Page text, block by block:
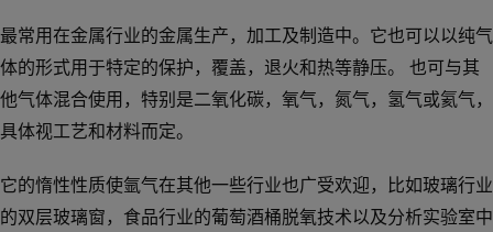
最常用在金属行业的金属生产，加工及制造中。它也可以以纯气
体的形式用于特定的保护，覆盖，退火和热等静压。 也可与其
他气体混合使用，特别是二氧化碳，氧气，氮气，氢气或氦气，
具体视工艺和材料而定。
它的惰性性质使氩气在其他一些行业也广受欢迎，比如玻璃行业
的双层玻璃窗，食品行业的葡萄酒桶脱氧技术以及分析实验室中